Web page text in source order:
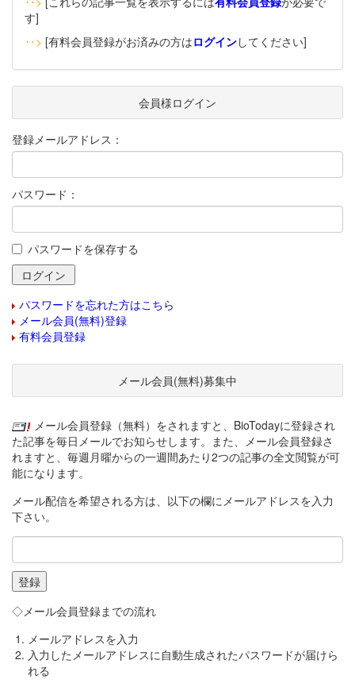
す]
‥> [有料会員登録がお済みの方はログインしてください]
会員様ログイン
登録メールアドレス：
パスワード：
パスワードを保存する
パスワードを忘れた方はこちら
メール会員(無料)登録
有料会員登録
メール会員(無料)募集中
メール会員登録（無料）をされますと、BioTodayに登録され
た記事を毎日メールでお知らせします。また、メール会員登録さ
れますと、毎週月曜からの一週間あたり2つの記事の全文閲覧が可
能になります。
メール配信を希望される方は、以下の欄にメールアドレスを入力
下さい。
◇メール会員登録までの流れ
メールアドレスを入力
入力したメールアドレスに自動生成されたパスワードが届けら
れる